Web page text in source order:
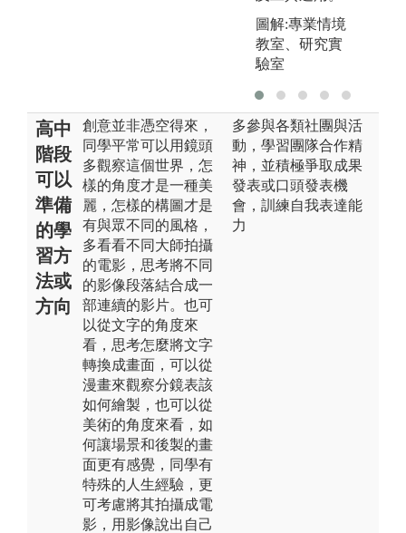
圖解:專業情境
教室、研究實
驗室
高中
階段
可以
準備
的學
習方
法或
方向
創意並非憑空得來，
同學平常可以用鏡頭
多觀察這個世界，怎
樣的角度才是一種美
麗，怎樣的構圖才是
有與眾不同的風格，
多看看不同大師拍攝
的電影，思考將不同
的影像段落結合成一
部連續的影片。也可
以從文字的角度來
看，思考怎麼將文字
轉換成畫面，可以從
漫畫來觀察分鏡表該
如何繪製，也可以從
美術的角度來看，如
何讓場景和後製的畫
面更有感覺，同學有
特殊的人生經驗，更
可考慮將其拍攝成電
影，用影像說出自己
多參與各類社團與活
動，學習團隊合作精
神，並積極爭取成果
發表或口頭發表機
會，訓練自我表達能
力